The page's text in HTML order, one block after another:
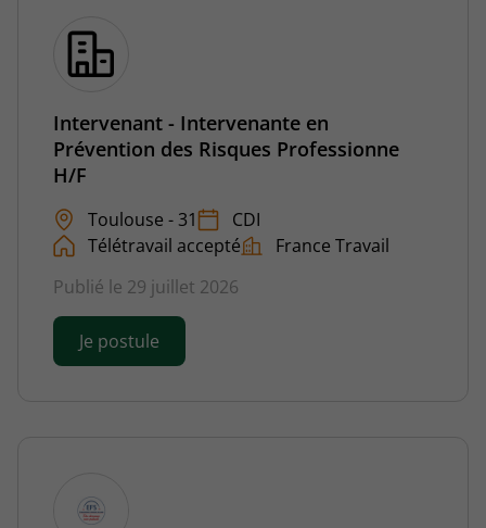
Intervenant - Intervenante en
Prévention des Risques Professionne
H/F
Toulouse - 31
CDI
Télétravail accepté
France Travail
Publié le 29 juillet 2026
Je postule